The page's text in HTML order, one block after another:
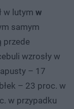
w lutym w
samym
przede
wzrosły w
– 17
– 23 proc. w
w przypadku